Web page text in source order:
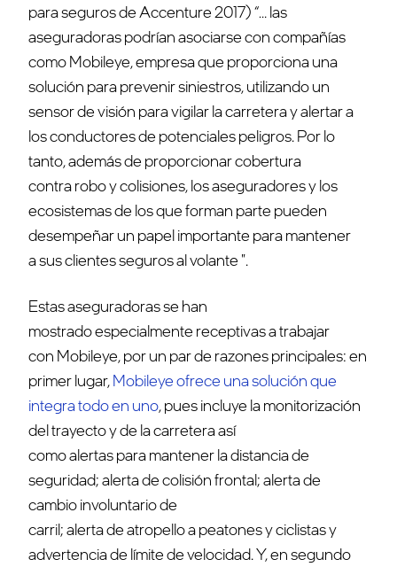
para seguros de Accenture 2017) “… las
aseguradoras podrían asociarse con compañías
como Mobileye, empresa que proporciona una
solución para prevenir siniestros, utilizando un
sensor de visión para vigilar la carretera y alertar a
los conductores de potenciales peligros. Por lo
tanto, además de proporcionar cobertura
contra robo y colisiones, los aseguradores y los
ecosistemas de los que forman parte pueden
desempeñar un papel importante para mantener
a sus clientes seguros al volante ".
Estas aseguradoras se han
mostrado especialmente receptivas a trabajar
con Mobileye, por un par de razones principales: en
primer lugar,Mobileye ofrece una solución que
integra todo en uno, pues incluye la monitorización
del trayecto y de la carretera así
como alertas para mantener la distancia de
seguridad; alerta de colisión frontal; alerta de
cambio involuntario de
carril; alerta de atropello a peatones y ciclistas y
advertencia de límite de velocidad. Y, en segundo